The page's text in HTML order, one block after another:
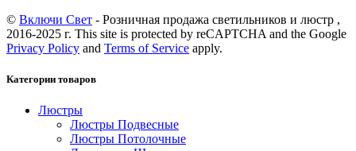
© Включи Свет - Розничная продажа светильников и люстр ,
2016-2025 г. This site is protected by reCAPTCHA and the Google
Privacy Policy and Terms of Service apply.
Категории товаров
Люстры
Люстры Подвесные
Люстры Потолочные